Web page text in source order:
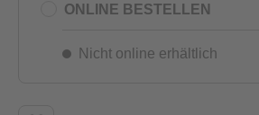
ONLINE BESTELLEN
Nicht online erhältlich